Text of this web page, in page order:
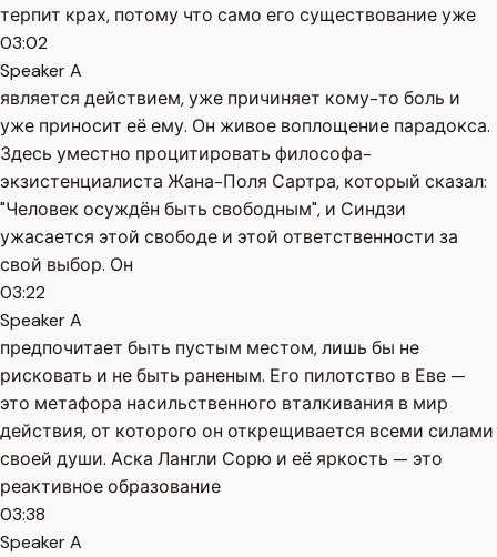
терпит крах, потому что само его существование уже
03:02
Speaker A
является действием, уже причиняет кому-то боль и
уже приносит её ему. Он живое воплощение парадокса.
Здесь уместно процитировать философа-
экзистенциалиста Жана-Поля Сартра, который сказал:
"Человек осуждён быть свободным", и Синдзи
ужасается этой свободе и этой ответственности за
свой выбор. Он
03:22
Speaker A
предпочитает быть пустым местом, лишь бы не
рисковать и не быть раненым. Его пилотство в Еве —
это метафора насильственного вталкивания в мир
действия, от которого он открещивается всеми силами
своей души. Аска Лангли Сорю и её яркость — это
реактивное образование
03:38
Speaker A